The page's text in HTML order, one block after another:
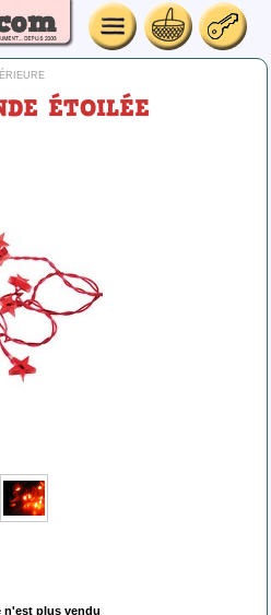
ÉTOILÉE
n'est plus vendu